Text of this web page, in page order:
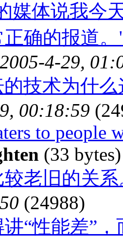
媒体说我今
确的报道
2005-4-29,
的技术为什
00:18:59
to people
(33
较老旧的关
(24988)
“性能差”